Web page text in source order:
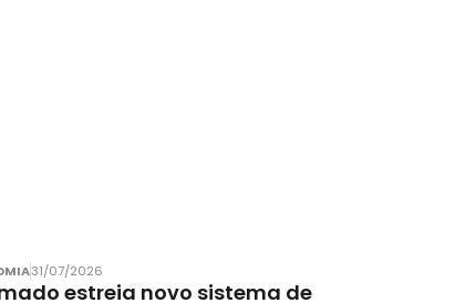
31/07/2026
estreia novo sistema de